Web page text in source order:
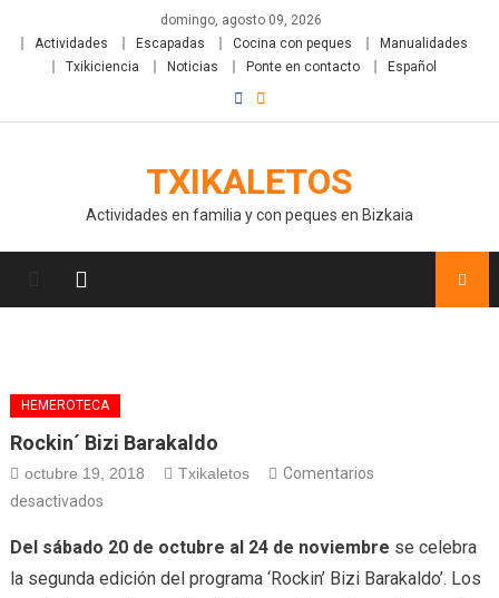
domingo, agosto 09, 2026
Actividades
Escapadas Cocina con peques
Manualidades
Txikiciencia
Noticias Ponte en contacto Español
TXIKALETOS
Actividades en familia y con peques en Bizkaia
HEMEROTECA
Rockin´ Bizi Barakaldo
octubre 19, 2018 Txikaletos
Comentarios
desactivados
Del sábado 20 de octubre al 24 de noviembre se celebra
la segunda edición del programa ‘Rockin’ Bizi Barakaldo’. Los